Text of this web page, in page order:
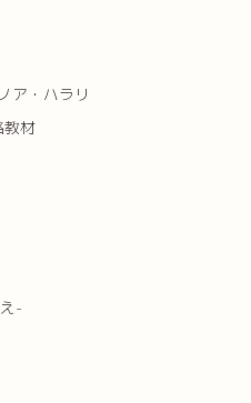
ア・ハラリ
教材
-